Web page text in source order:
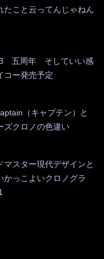
こと云ってんじゃねん
五周年 そしていい感
コー発売予定
（キャプテン）と
ズクロノの色違い
スター現代デザインと
かっこよいクロノグラ